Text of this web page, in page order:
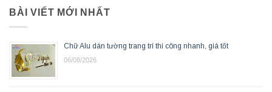
BÀI VIẾT MỚI NHẤT
Chữ Alu dán tường trang trí thi công nhanh, giá tốt
06/08/2026